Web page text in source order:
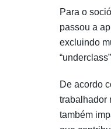
Para o
passou a
excluindo
De acordo
trabalhador
também